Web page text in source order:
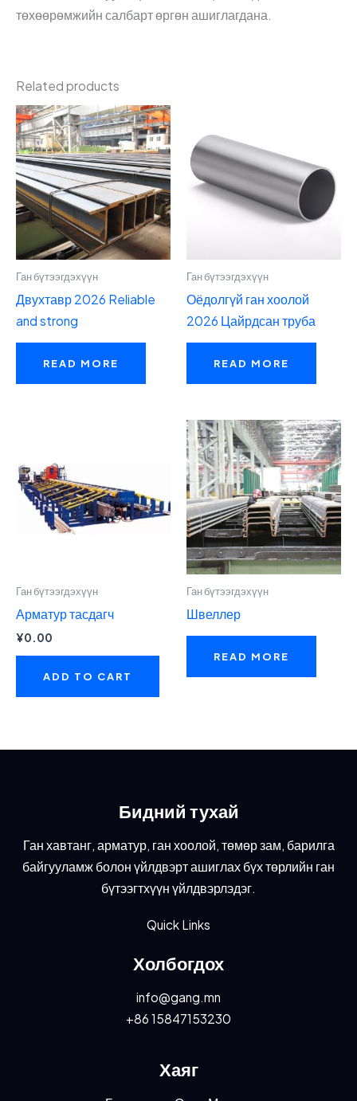
төхөөрөмжийн салбарт өргөн ашиглагдана.
Related products
Ган бүтээгдэхүүн
Двухтавр 2026 Reliable
and strong
READ MORE
Ган бүтээгдэхүүн
Оёдолгүй ган хоолой
2026 Цайрдсан труба
READ MORE
Ган бүтээгдэхүүн
Арматур тасдагч
¥0.00
ADD TO CART
Ган бүтээгдэхүүн
Швеллер
READ MORE
Бидний тухай
Ган хавтанг, арматур, ган хоолой, төмөр зам, барилга
байгууламж болон үйлдвэрт ашиглах бүх төрлийн ган
бүтээгтхүүн үйлдвэрлэдэг.
Quick Links
Холбогдох
info@gang.mn
+86 15847153230
Хаяг